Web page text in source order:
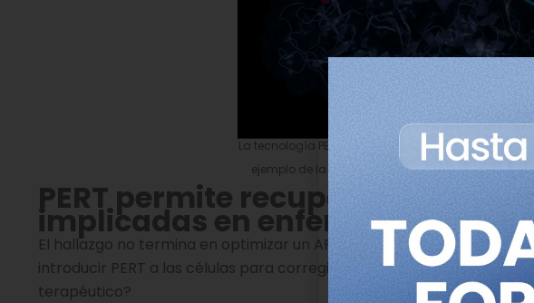
La tecnología PERT se basa en la optimización de un
ejemplo de la estructura de un ARN de
PERT permite recuperar la
implicadas en enfermedades
El hallazgo no termina en optimizar un ARNt supresor eficaz en el
introducir PERT a las células para corregir el defecto genético? ¿Se
terapéutico?